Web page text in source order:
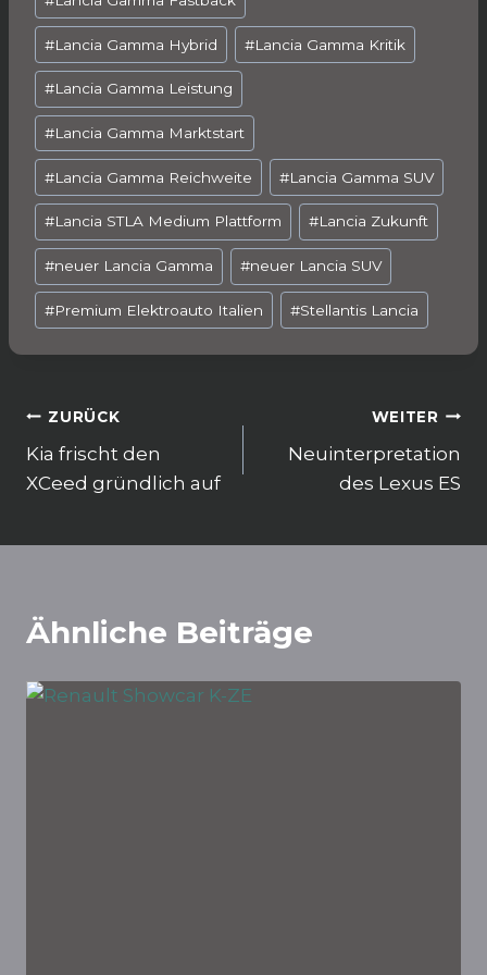
#Lancia Gamma Hybrid #Lancia Gamma Kritik
#Lancia Gamma Leistung
#Lancia Gamma Marktstart
#Lancia Gamma Reichweite #Lancia Gamma SUV
#Lancia STLA Medium Plattform #Lancia Zukunft
#neuer Lancia Gamma #neuer Lancia SUV
#Premium Elektroauto Italien #Stellantis Lancia
Beitragsnavigation
ZURÜCK
Kia frischt den
XCeed gründlich auf
WEITER
Neuinterpretation
des Lexus ES
Ähnliche Beiträge